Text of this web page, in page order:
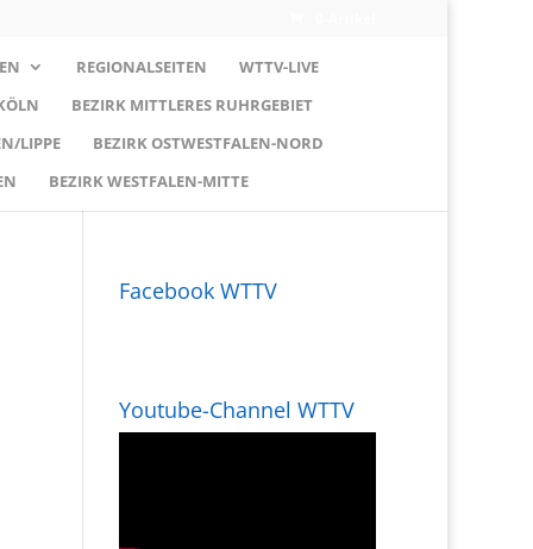
REGIONALSEITEN
WTTV-LIVE
BEZIRK MITTLERES RUHRGEBIET
LIPPE
BEZIRK OSTWESTFALEN-NORD
BEZIRK WESTFALEN-MITTE
Facebook WTTV
Youtube-Channel WTTV